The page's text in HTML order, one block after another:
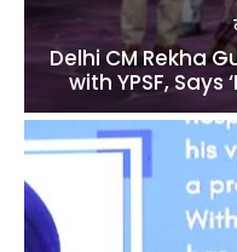
Delhi CM Rekha
with YPSF, Says